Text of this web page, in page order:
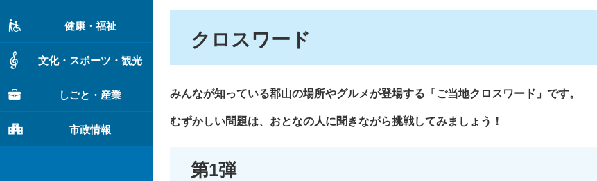
健康・福祉
文化・スポーツ・観光
しごと・産業
市政情報
クロスワード
みんなが知っている郡山の場所やグルメが登場する「ご当地クロスワード」です。
むずかしい問題は、おとなの人に聞きながら挑戦してみましょう！
第1弾